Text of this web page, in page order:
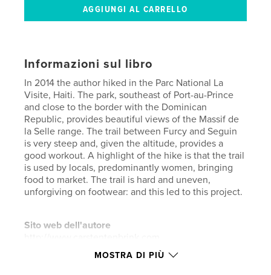
Informazioni sul libro
In 2014 the author hiked in the Parc National La
Visite, Haiti. The park, southeast of Port-au-Prince
and close to the border with the Dominican
Republic, provides beautiful views of the Massif de
la Selle range. The trail between Furcy and Seguin
is very steep and, given the altitude, provides a
good workout. A highlight of the hike is that the trail
is used by locals, predominantly women, bringing
food to market. The trail is hard and uneven,
unforgiving on footwear: and this led to this project.
Sito web dell'autore
MOSTRA DI PIÙ